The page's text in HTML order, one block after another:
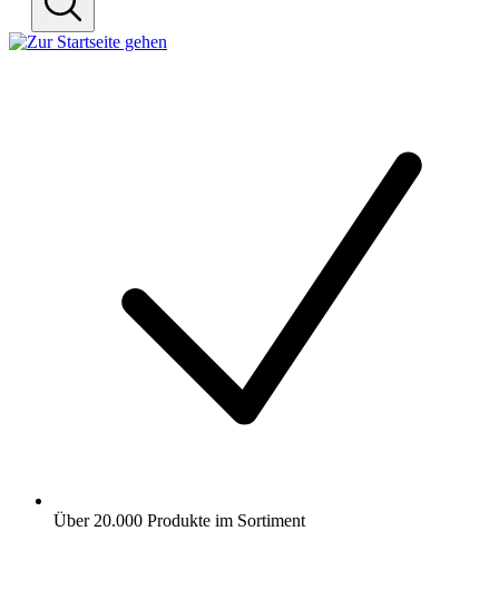
Über 20.000 Produkte im Sortiment